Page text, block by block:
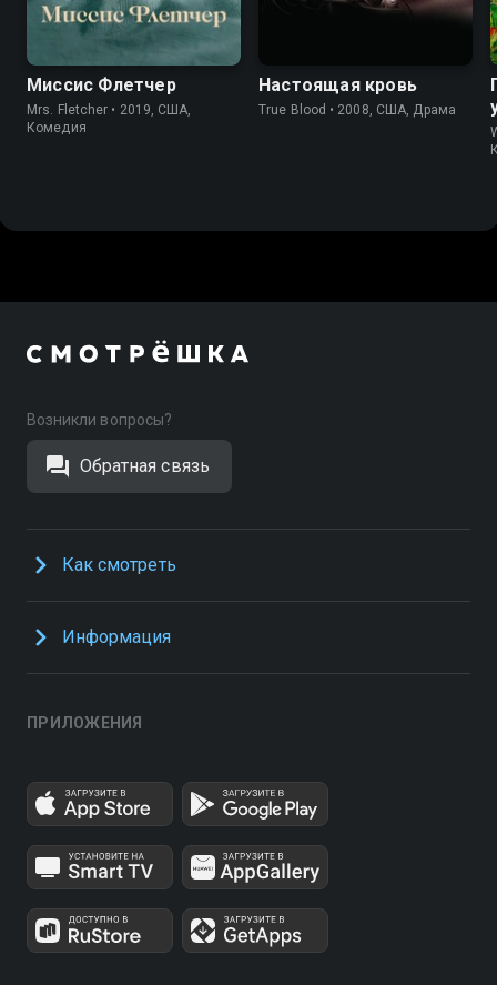
6.5 7.1
Миссис Флетчер
Mrs. Fletcher • 2019, США,
Комедия
Настоящая кровь
True Blood • 2008, США, Драма
Возникли вопросы?
Обратная связь
Как смотреть
Информация
ПРИЛОЖЕНИЯ